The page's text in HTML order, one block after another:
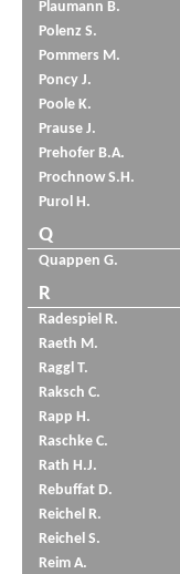
Plaumann B.
Polenz S.
Pommers M.
Poncy J.
Poole K.
Prause J.
Prehofer B.A.
Prochnow S.H.
Purol H.
Q
Quappen G.
R
Radespiel R.
Raeth M.
Raggl T.
Raksch C.
Rapp H.
Raschke C.
Rath H.J.
Rebuffat D.
Reichel R.
Reichel S.
Reim A.